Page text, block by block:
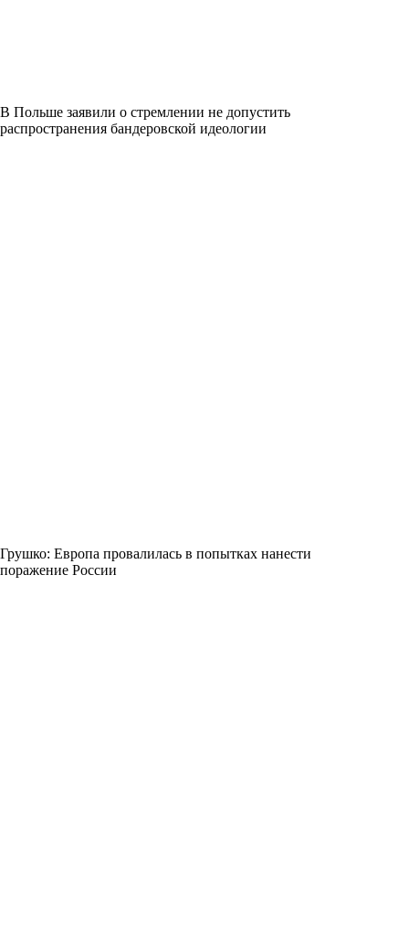
В Польше заявили о стремлении не допустить
распространения бандеровской идеологии
Грушко: Европа провалилась в попытках нанести
поражение России